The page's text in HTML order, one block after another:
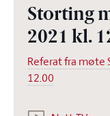
Storting
2021 kl.
Referat fra møte
12.00